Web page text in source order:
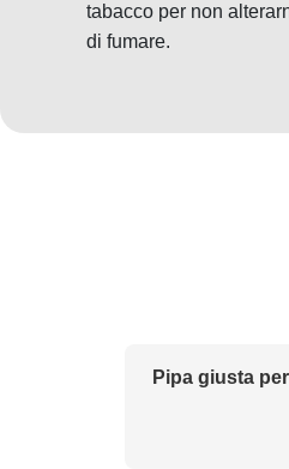
tabacco per non
di fumare.
Pipa giusta